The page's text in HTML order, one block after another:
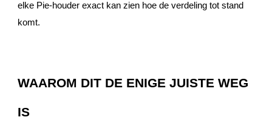
elke Pie-houder exact kan zien hoe de verdeling tot stand
komt.
WAAROM DIT DE ENIGE JUISTE WEG
IS